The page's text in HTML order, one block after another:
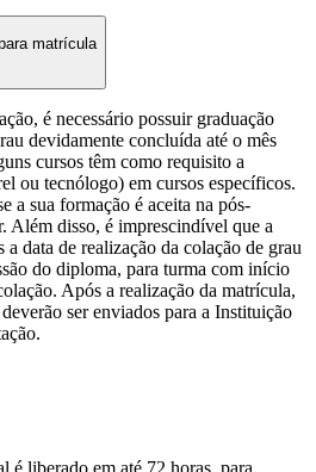
matrícula
é necessário possuir graduação
devidamente concluída até o mês
cursos têm como requisito a
ou tecnólogo) em cursos específicos.
a sua formação é aceita na pós-
Além disso, é imprescindível que a
a data de realização da colação de grau
do diploma, para turma com início
Após a realização da matrícula,
ser enviados para a Instituição
é liberado em até 72 horas, para